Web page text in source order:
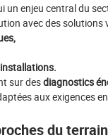
un enjeu central du
avec des solutions
sur desdiagnostics
aux exigences
du terrain